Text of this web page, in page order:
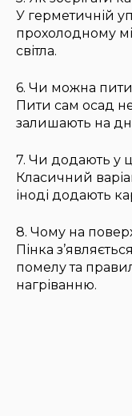
У герметичній
прохолодному
світла.
6. Чи можна
Пити сам осад
залишають на
7. Чи додають у
Класичний
іноді додають
8. Чому на
Пінка
помелу та
нагріванню.